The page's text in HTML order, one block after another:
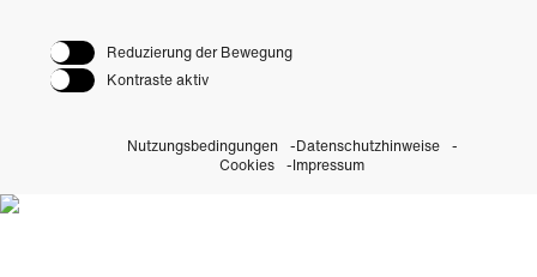
Reduzierung der Bewegung
Kontraste aktiv
Nutzungsbedingungen
Datenschutzhinweise
Cookies
Impressum